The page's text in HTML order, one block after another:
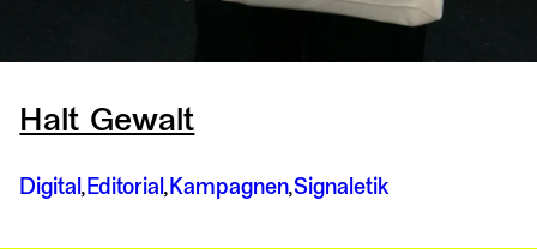
Halt Gewalt
Digital Editorial Kampagnen Signaletik